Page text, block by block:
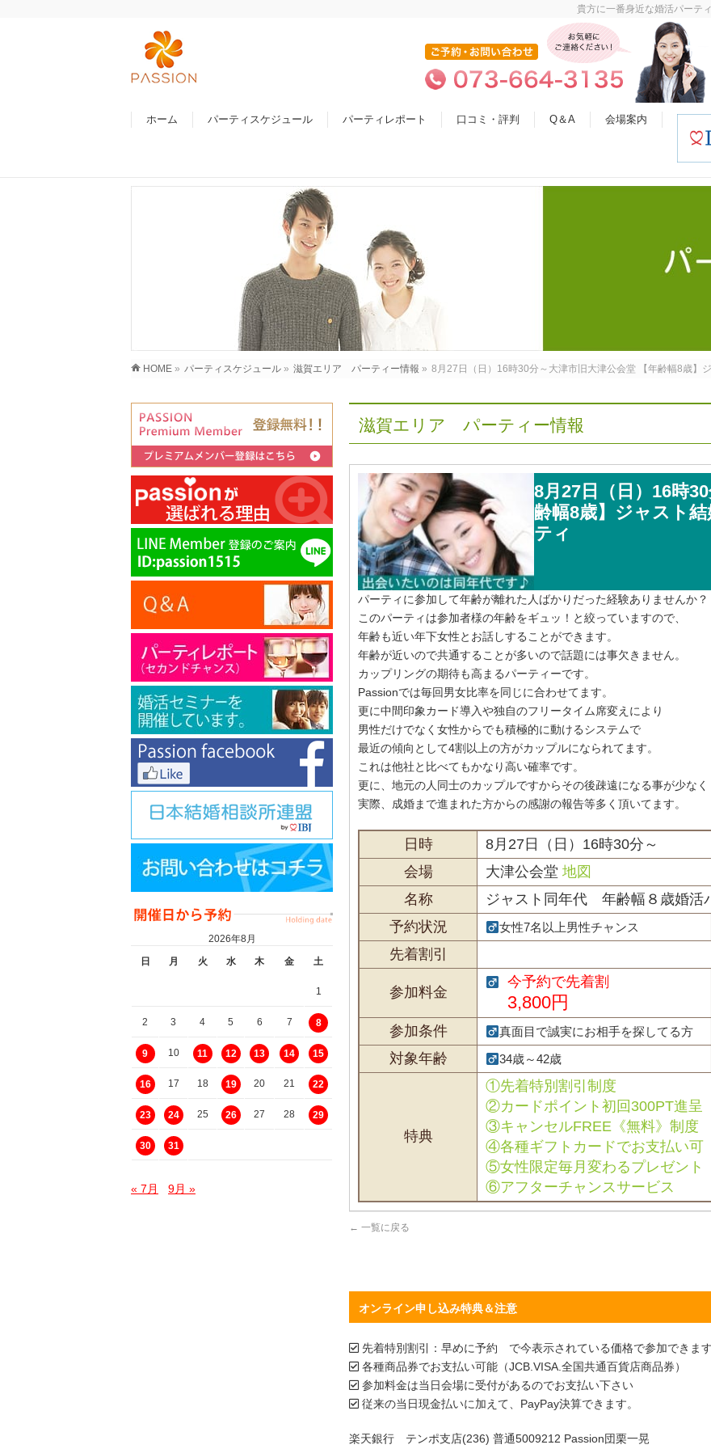
貴方に一番身近な婚活パーテ
ホーム パーティスケジュール パーティレポート 口コミ・評判 Q＆A 会場案内
HOME » パーティスケジュール » 滋賀エリア パーティー情報 » 8月27日（日）16時30分～大津市旧大津公会堂 【年齢幅8歳】
滋賀エリア パーティー情報
8月27日（日）16時
齢幅8歳】ジャスト
ティ
パーティに参加して年齢が離れた人ばかりだった経験ありませんか？
このパーティは参加者様の年齢をギュッ！と絞っていますので、
年齢も近い年下女性とお話しすることができます。
年齢が近いので共通することが多いので話題には事欠きません。
カップリングの期待も高まるパーティーです。
Passionでは毎回男女比率を同じに合わせてます。
更に中間印象カード導入や独自のフリータイム席変えにより
男性だけでなく女性からでも積極的に動けるシステムで
最近の傾向として4割以上の方がカップルになられてます。
これは他社と比べてもかなり高い確率です。
更に、地元の人同士のカップルですからその後疎遠になる事が少なく
実際、成婚まで進まれた方からの感謝の報告等多く頂いてます。
日時
8月27日（日）16時30分～
会場
大津公会堂 地図
名称
ジャスト同年代 年齢幅８歳婚活
予約状況
女性7名以上男性チャンス
先着割引
参加料金
今予約で先着割
3,800円
参加条件 真面目で誠実にお相手を探してる方
対象年齢 34歳～42歳
特典
①先着特別割引制度
②カードポイント初回300PT進呈
③キャンセルFREE《無料》制度
④各種ギフトカードでお支払い可
⑤女性限定毎月変わるプレゼント
⑥アフターチャンスサービス
← 一覧に戻る
オンライン申し込み特典＆注意
先着特別割引：早めに予約 で今表示されている価格で参加できます
各種商品券でお支払い可能（JCB.VISA.全国共通百貨店商品券）
参加料金は当日会場に受付があるのでお支払い下さい
従来の当日現金払いに加えて、PayPay決算できます。
楽天銀行 テンポ支店(236) 普通5009212 Passion団栗一晃
2026年8月
日
月 火 水 木 金 土
1
2 3 4 5 6 7 8
9 10 11 12 13 14 15
16 17 18 19 20 21 22
23 24 25 26 27 28 29
30 31
« 7月 9月 »